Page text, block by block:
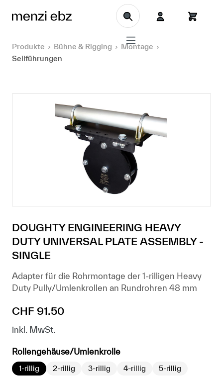
Zum Hauptinhalt springen
Produkte Bühne & Rigging
Montage
Seilführungen
DOUGHTY ENGINEERING HEAVY
DUTY UNIVERSAL PLATE ASSEMBLY -
SINGLE
Adapter für die Rohrmontage der 1-rilligen Heavy
Duty Pully/Umlenkrollen an Rundrohren 48 mm
Regulärer Preis:
CHF 91.50
inkl. MwSt.
Rollengehäuse/Umlenkrolleauswählen
1-rillig 2-rillig 3-rillig 4-rillig 5-rillig